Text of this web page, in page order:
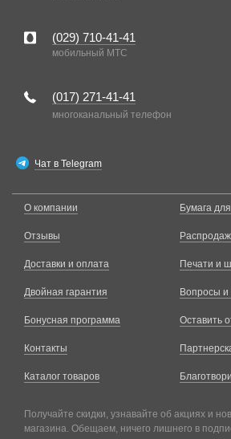
(029) 710-41-41
мобильный MTC
(017) 271-41-41
многоканальный телефон
Чат в Telegram
О компании
Отзывы
Доставки и оплата
Двойная гарантия
Бонусная программа
Контакты
Каталог товаров
Бумага
Печати и
Вопросы и
Оставить
Получайте скидки, узнавайте об акциях и
магазина. Обещаем, ничего лишнего в